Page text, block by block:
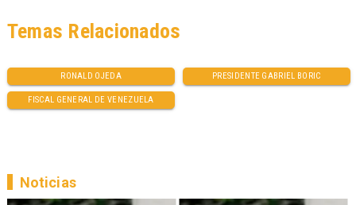
RONALD OJEDA PRESIDENTE GABRIEL BORIC
FISCAL GENERAL DE VENEZUELA
Temas Relacionados
Noticias